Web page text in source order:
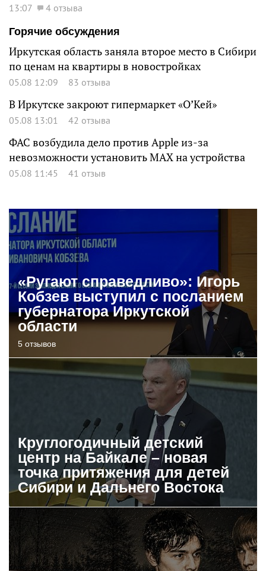
13:07
4 отзыва
Горячие обсуждения
Иркутская область заняла второе место в Сибири
по ценам на квартиры в новостройках
05.08 12:09 83 отзыва
В Иркутске закроют гипермаркет «О’Кей»
05.08 13:01 42 отзыва
ФАС возбудила дело против Apple из-за
невозможности установить MAX на устройства
05.08 11:45 41 отзыв
«Ругают справедливо»: Игорь
Кобзев выступил с посланием
губернатора Иркутской
области
5 отзывов
Круглогодичный детский
центр на Байкале – новая
точка притяжения для детей
Сибири и Дальнего Востока